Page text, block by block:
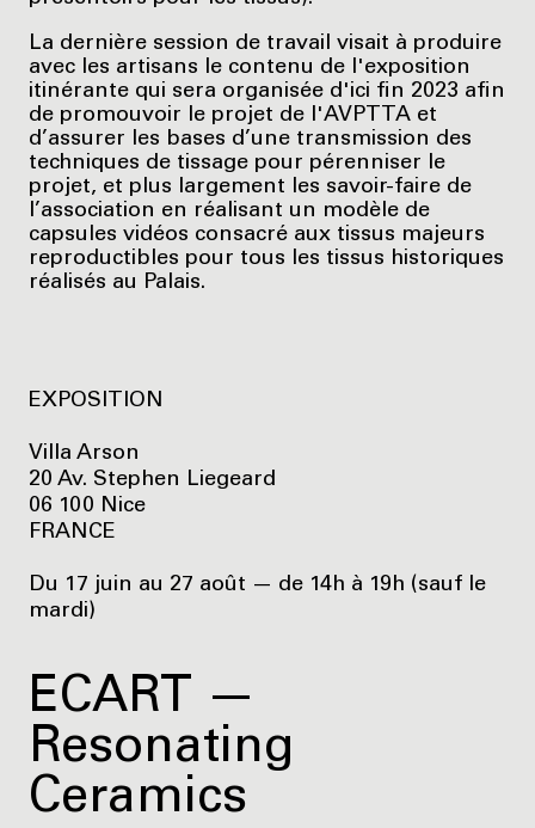
La dernière session de travail visait à produire
avec les artisans le contenu de l'exposition
itinérante qui sera organisée d'ici fin 2023 afin
de promouvoir le projet de l'AVPTTA et
d’assurer les bases d’une transmission des
techniques de tissage pour pérenniser le
projet, et plus largement les savoir-faire de
l’association en réalisant un modèle de
capsules vidéos consacré aux tissus majeurs
reproductibles pour tous les tissus historiques
réalisés au Palais.
EXPOSITION
Villa Arson
20 Av. Stephen Liegeard
06 100 Nice
FRANCE
Du 17 juin au 27 août — de 14h à 19h (sauf le
mardi)
ECART —
Resonating
Ceramics